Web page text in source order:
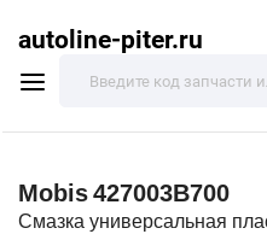
autoline-piter.ru
Mobis427003B700
Смазка универсальная